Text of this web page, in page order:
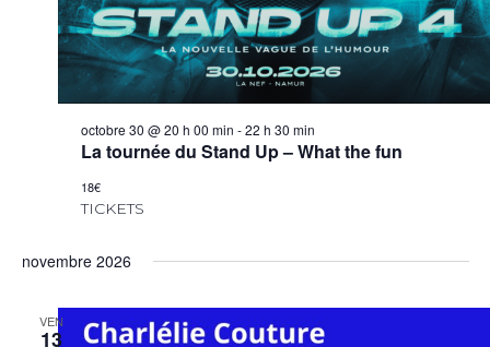
octobre 30 @ 20 h 00 min -22 h 30 min
La tournée du Stand Up – What the fun
18€
TICKETS
novembre 2026
VEN
13